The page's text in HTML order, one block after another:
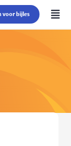
voor bijles